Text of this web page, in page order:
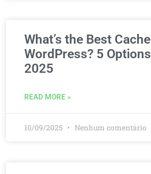
What’s the Best
WordPress? 5
2025
READ MORE »
10/09/2025 Nenhum comentário